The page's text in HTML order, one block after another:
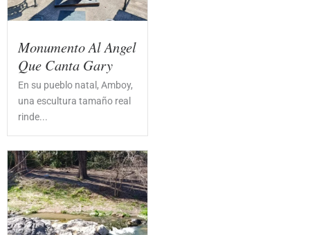
Monumento Al Angel
Que Canta Gary
En su pueblo natal, Amboy,
una escultura tamaño real
rinde...